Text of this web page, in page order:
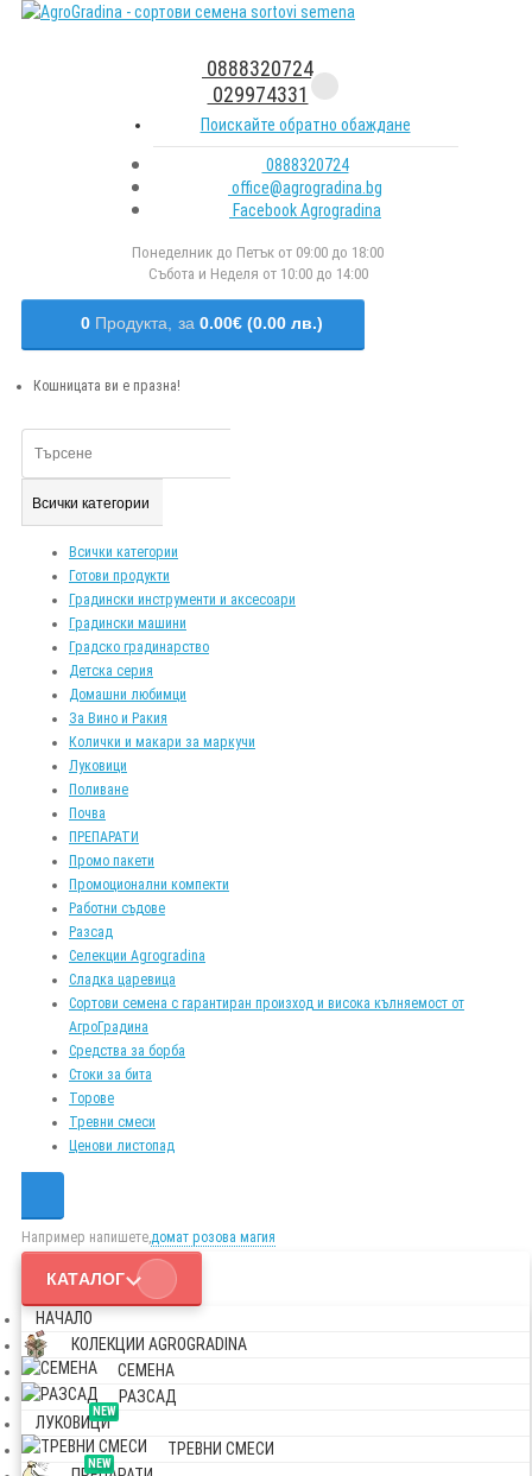
0888320724
029974331
Поискайте обратно обаждане
0888320724
office@agrogradina.bg
Facebook Agrogradina
Понеделник до Петък от 09:00 до 18:00
Събота и Неделя от 10:00 до 14:00
0 Продукта, за 0.00€ (0.00 лв.)
Кошницата ви е празна!
Всички категории
Всички категории
Готови продукти
Градински инструменти и аксесоари
Градински машини
Градско градинарство
Детска серия
Домашни любимци
За Вино и Ракия
Колички и макари за маркучи
Луковици
Поливане
Почва
ПРЕПАРАТИ
Промо пакети
Промоционални компекти
Работни съдове
Разсад
Селекции Agrogradina
Сладка царевица
Сортови семена с гарантиран произход и висока кълняемост от
АгроГрадина
Средства за борба
Стоки за бита
Торове
Тревни смеси
Ценови листопад
Например напишете,домат розова магия
КАТАЛОГ
НАЧАЛО
КОЛЕКЦИИ AGROGRADINA
СЕМЕНА
РАЗСАД
NEW
ЛУКОВИЦИ
ТРЕВНИ СМЕСИ
NEW